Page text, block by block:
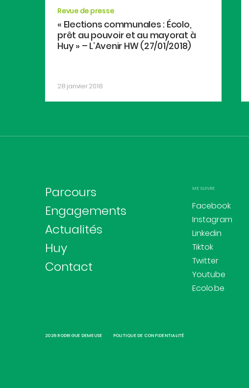
Revue de presse
« Elections communales : Écolo,
prêt au pouvoir et au mayorat à
Huy » – L’Avenir HW (27/01/2018)
28 janvier 2018
Parcours
Engagements
Actualités
Huy
Contact
ME SUIVRE
Facebook
Instagram
Linkedin
Tiktok
Twitter
Youtube
Ecolo.be
2026 RODRIGUE DEMEUSE POLITIQUE DE CONFIDENTIALITÉ